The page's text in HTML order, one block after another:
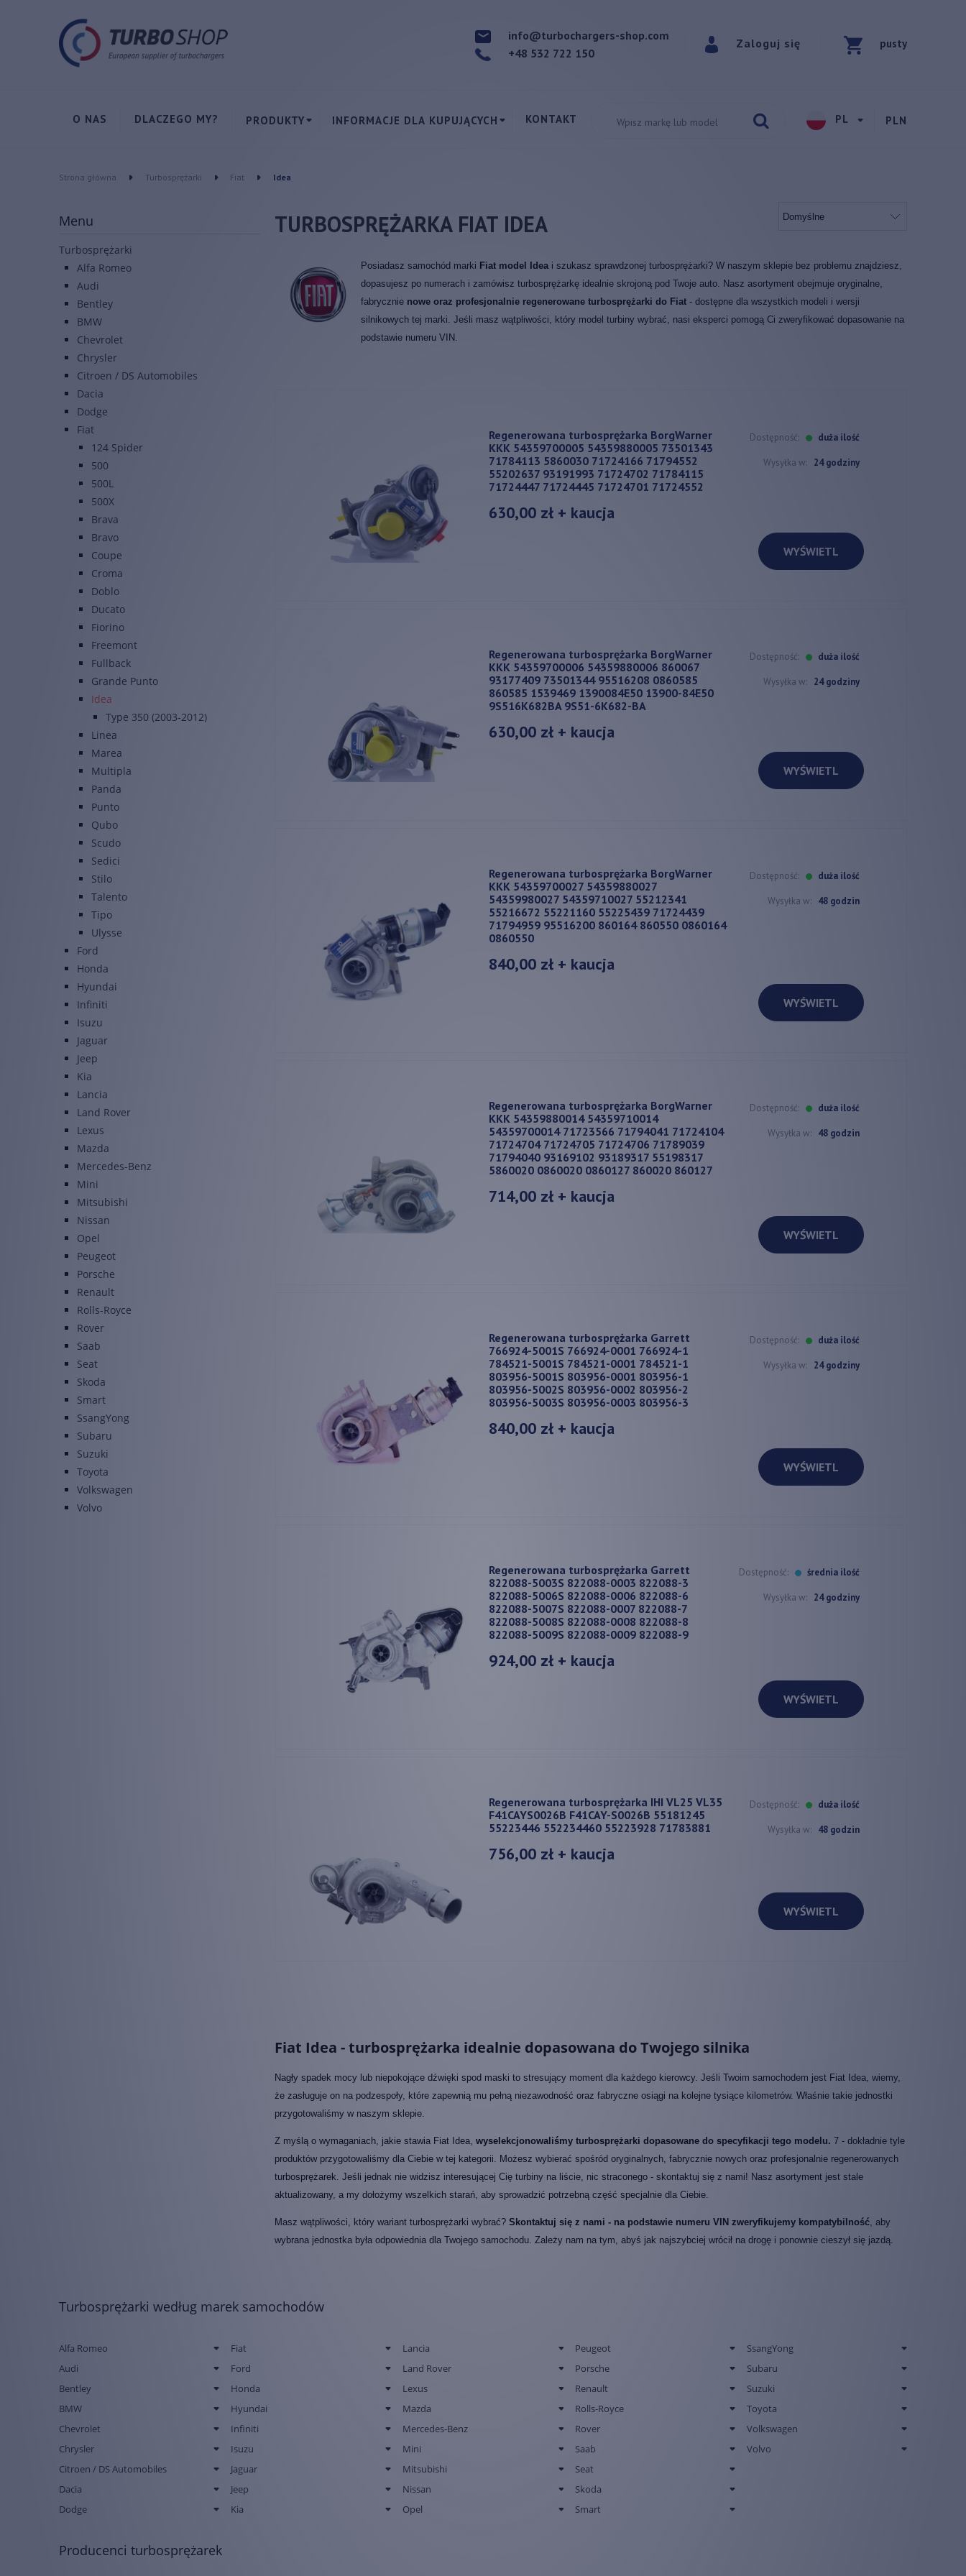
info@turbochargers-shop.com
+48 532 722 150
Zaloguj się pusty
O NAS DLACZEGO MY? PRODUKTY INFORMACJE DLA KUPUJĄCYCH KONTAKT PL PLN
Strona główna Turbosprężarki Fiat Idea
Menu
Turbosprężarki
Alfa Romeo
Audi
Bentley
BMW
Chevrolet
Chrysler
Citroen / DS Automobiles
Dacia
Dodge
Fiat
124 Spider
500
500L
500X
Brava
Bravo
Coupe
Croma
Doblo
Ducato
Fiorino
Freemont
Fullback
Grande Punto
Idea
Type 350 (2003-2012)
Linea
Marea
Multipla
Panda
Punto
Qubo
Scudo
Sedici
Stilo
Talento
Tipo
Ulysse
Ford
Honda
Hyundai
Infiniti
Isuzu
Jaguar
Jeep
Kia
Lancia
Land Rover
Lexus
Mazda
Mercedes-Benz
Mini
Mitsubishi
Nissan
Opel
Peugeot
Porsche
Renault
Rolls-Royce
Rover
Saab
Seat
Skoda
Smart
SsangYong
Subaru
Suzuki
Toyota
Volkswagen
Volvo
TURBOSPRĘŻARKA FIAT IDEA
Posiadasz samochód marki Fiat model Idea i szukasz sprawdzonej turbosprężarki? W naszym sklepie bez problemu znajdziesz,
dopasujesz po numerach i zamówisz turbosprężarkę idealnie skrojoną pod Twoje auto. Nasz asortyment obejmuje oryginalne,
fabrycznie nowe oraz profesjonalnie regenerowane turbosprężarki do Fiat - dostępne dla wszystkich modeli i wersji
silnikowych tej marki. Jeśli masz wątpliwości, który model turbiny wybrać, nasi eksperci pomogą Ci zweryfikować dopasowanie na
podstawie numeru VIN.
Regenerowana turbosprężarka BorgWarner
KKK 54359700005 54359880005 73501343
71784113 5860030 71724166 71794552
55202637 93191993 71724702 71784115
71724447 71724445 71724701 71724552
630,00 zł + kaucja
Dostępność: duża ilość
Wysyłka w: 24 godziny
WYŚWIETL
Regenerowana turbosprężarka BorgWarner
KKK 54359700006 54359880006 860067
93177409 73501344 95516208 0860585
860585 1539469 1390084E50 13900-84E50
9S516K682BA 9S51-6K682-BA
630,00 zł + kaucja
Dostępność: duża ilość
Wysyłka w: 24 godziny
WYŚWIETL
Regenerowana turbosprężarka BorgWarner
KKK 54359700027 54359880027
54359980027 54359710027 55212341
55216672 55221160 55225439 71724439
71794959 95516200 860164 860550 0860164
0860550
840,00 zł + kaucja
Dostępność: duża ilość
Wysyłka w: 48 godzin
WYŚWIETL
Regenerowana turbosprężarka BorgWarner
KKK 54359880014 54359710014
54359700014 71723566 71794041 71724104
71724704 71724705 71724706 71789039
71794040 93169102 93189317 55198317
5860020 0860020 0860127 860020 860127
714,00 zł + kaucja
Dostępność: duża ilość
Wysyłka w: 48 godzin
WYŚWIETL
Regenerowana turbosprężarka Garrett
766924-5001S 766924-0001 766924-1
784521-5001S 784521-0001 784521-1
803956-5001S 803956-0001 803956-1
803956-5002S 803956-0002 803956-2
803956-5003S 803956-0003 803956-3
840,00 zł + kaucja
Dostępność: duża ilość
Wysyłka w: 24 godziny
WYŚWIETL
Regenerowana turbosprężarka Garrett
822088-5003S 822088-0003 822088-3
822088-5006S 822088-0006 822088-6
822088-5007S 822088-0007 822088-7
822088-5008S 822088-0008 822088-8
822088-5009S 822088-0009 822088-9
924,00 zł + kaucja
Dostępność: średnia ilość
Wysyłka w: 24 godziny
WYŚWIETL
Regenerowana turbosprężarka IHI VL25 VL35
F41CAYS0026B F41CAY-S0026B 55181245
55223446 552234460 55223928 71783881
756,00 zł + kaucja
Dostępność: duża ilość
Wysyłka w: 48 godzin
WYŚWIETL
Fiat Idea - turbosprężarka idealnie dopasowana do Twojego silnika
Nagły spadek mocy lub niepokojące dźwięki spod maski to stresujący moment dla każdego kierowcy. Jeśli Twoim samochodem jest Fiat Idea, wiemy,
że zasługuje on na podzespoły, które zapewnią mu pełną niezawodność oraz fabryczne osiągi na kolejne tysiące kilometrów. Właśnie takie jednostki
przygotowaliśmy w naszym sklepie.
Z myślą o wymaganiach, jakie stawia Fiat Idea, wyselekcjonowaliśmy turbosprężarki dopasowane do specyfikacji tego modelu. 7 - dokładnie tyle
produktów przygotowaliśmy dla Ciebie w tej kategorii. Możesz wybierać spośród oryginalnych, fabrycznie nowych oraz profesjonalnie regenerowanych
turbosprężarek. Jeśli jednak nie widzisz interesującej Cię turbiny na liście, nic straconego - skontaktuj się z nami! Nasz asortyment jest stale
aktualizowany, a my dołożymy wszelkich starań, aby sprowadzić potrzebną część specjalnie dla Ciebie.
Masz wątpliwości, który wariant turbosprężarki wybrać? Skontaktuj się z nami - na podstawie numeru VIN zweryfikujemy kompatybilność, aby
wybrana jednostka była odpowiednia dla Twojego samochodu. Zależy nam na tym, abyś jak najszybciej wrócił na drogę i ponownie cieszył się jazdą.
Turbosprężarki według marek samochodów
Alfa Romeo
Audi
Bentley
BMW
Chevrolet
Chrysler
Citroen / DS Automobiles
Dacia
Dodge
Fiat
Ford
Honda
Hyundai
Infiniti
Isuzu
Jaguar
Jeep
Kia
Lancia
Land Rover
Lexus
Mazda
Mercedes-Benz
Mini
Mitsubishi
Nissan
Opel
Peugeot
Porsche
Renault
Rolls-Royce
Rover
Saab
Seat
Skoda
Smart
SsangYong
Subaru
Suzuki
Toyota
Volkswagen
Volvo
Producenci turbosprężarek